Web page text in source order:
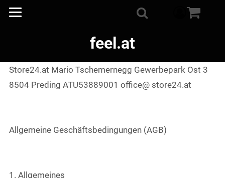
feel.at
Store24.at Mario Tschemernegg Gewerbepark Ost 3
8504 Preding ATU53889001 office@ store24.at
Allgemeine Geschäftsbedingungen (AGB)
1. Allgemeines